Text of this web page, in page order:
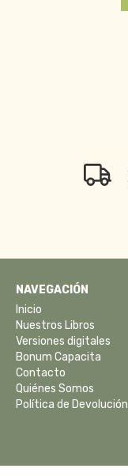
NAVEGACIÓN
Inicio
Nuestros Libros
Versiones digitales
Bonum Capacita
Contacto
Quiénes Somos
Política de Devolución